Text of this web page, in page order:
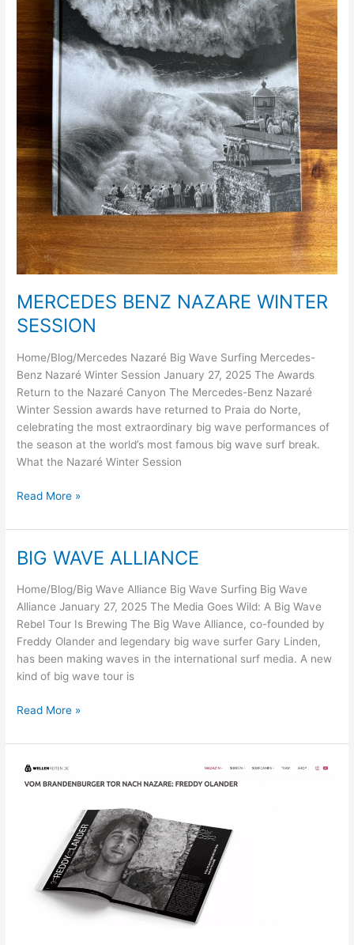
MERCEDES BENZ NAZARE WINTER
SESSION
Home/Blog/Mercedes Nazaré Big Wave Surfing Mercedes-
Benz Nazaré Winter Session January 27, 2025 The Awards
Return to the Nazaré Canyon The Mercedes-Benz Nazaré
Winter Session awards have returned to Praia do Norte,
celebrating the most extraordinary big wave performances of
the season at the world’s most famous big wave surf break.
What the Nazaré Winter Session
MERCEDES
NAZARE
SESSION
Read More »
BIG WAVE ALLIANCE
Home/Blog/Big Wave Alliance Big Wave Surfing Big Wave
Alliance January 27, 2025 The Media Goes Wild: A Big Wave
Rebel Tour Is Brewing The Big Wave Alliance, co-founded by
Freddy Olander and legendary big wave surfer Gary Linden,
has been making waves in the international surf media. A new
kind of big wave tour is
BIG
ALLIANCE
Read More »